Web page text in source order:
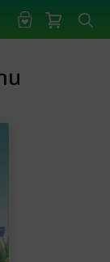
น